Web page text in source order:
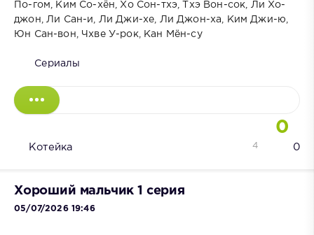
По-гом, Ким Со-хён, Хо Сон-тхэ, Тхэ Вон-сок, Ли Хо-
джон, Ли Сан-и, Ли Джи-хе, Ли Джон-ха, Ким Джи-ю,
Юн Сан-вон, Чхве У-рок, Кан Мён-су
Сериалы
0
Котейка 0
4
Хороший мальчик 1 серия
05/07/2026 19:46